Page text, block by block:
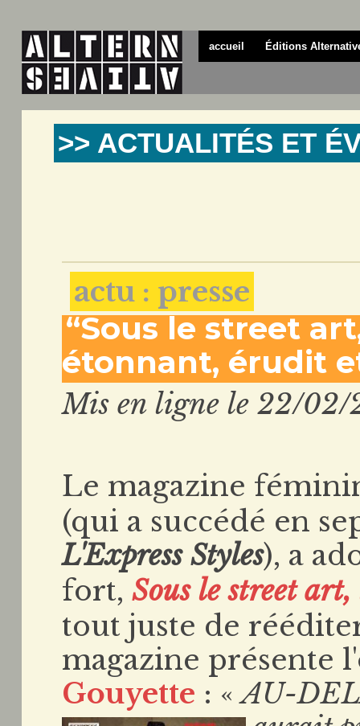
accueil Éditions
>> ACTUALITÉS ET
actu : presse
“Sous le street
étonnant, érudit
Mis en ligne le 22/02/
Le magazine
(qui a succédé en
L'Express Styles), a
fort,Sous le street
tout juste de
magazine présente
Gouyette : «AU-